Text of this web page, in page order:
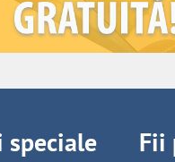
speciale Fii